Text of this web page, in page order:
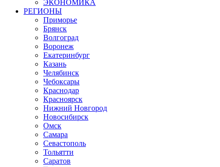
ЭКОНОМИКА
РЕГИОНЫ
Приморье
Брянск
Волгоград
Воронеж
Екатеринбург
Казань
Челябинск
Чебоксары
Краснодар
Красноярск
Нижний Новгород
Новосибирск
Омск
Самара
Севастополь
Тольятти
Саратов